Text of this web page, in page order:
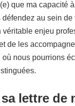
que ma capacité
au sein de
véritable enjeu
de les
nous pourrions
lettre de